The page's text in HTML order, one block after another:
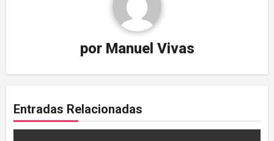
por Manuel Vivas
Entradas Relacionadas